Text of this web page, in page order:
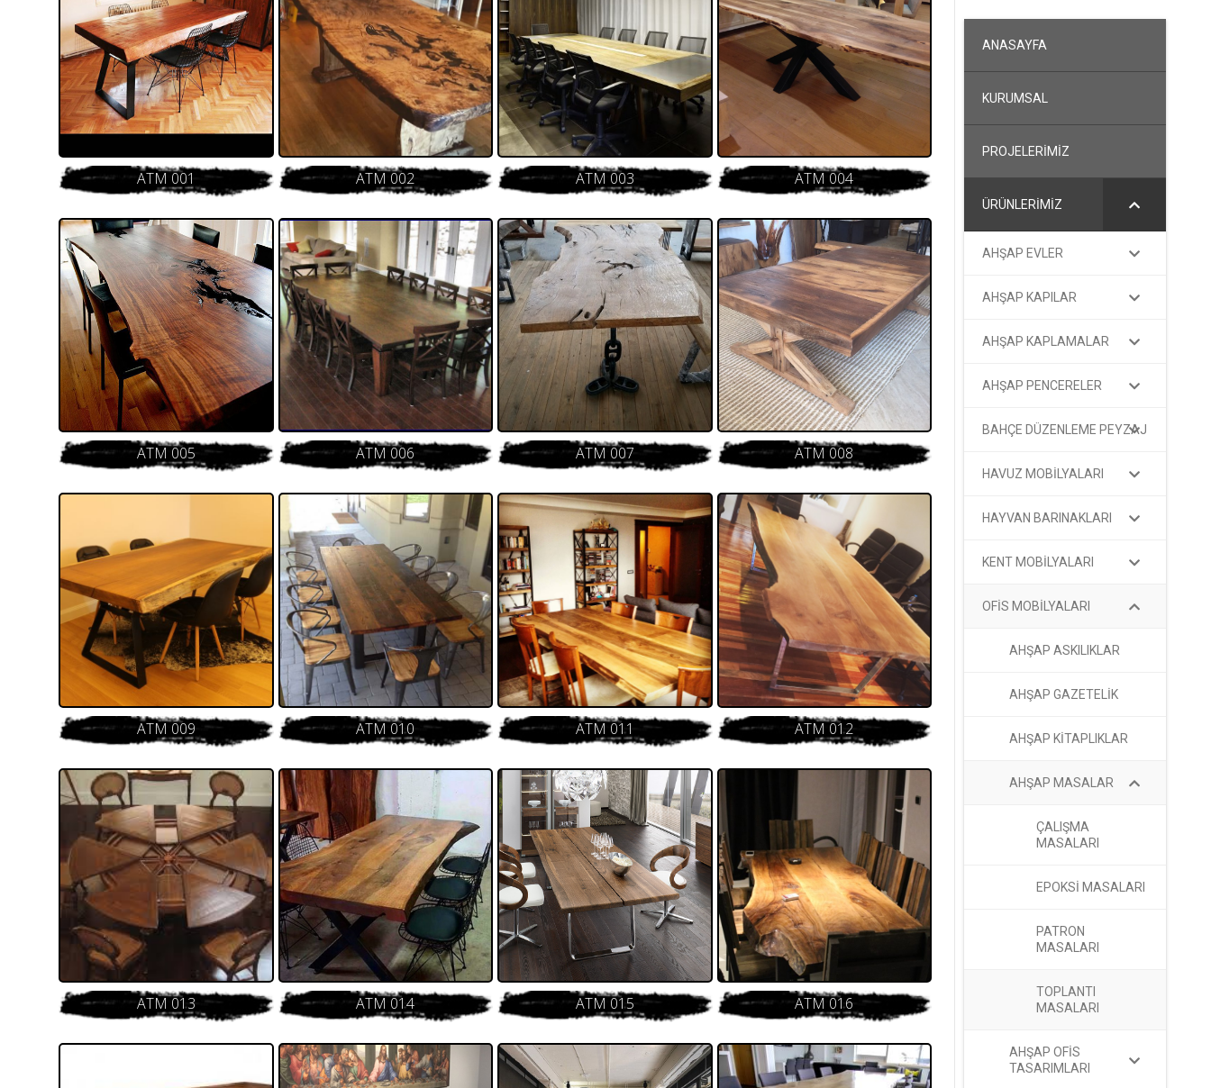
ATM 001 ATM 002 ATM 003 ATM 004
ATM 005 ATM 006 ATM 007 ATM 008
ATM 009 ATM 010 ATM 011 ATM 012
ATM 013 ATM 014 ATM 015 ATM 016
ANASAYFA
KURUMSAL
PROJELERİMİZ
ÜRÜNLERİMİZ
AHŞAP EVLER
AHŞAP KAPILAR
AHŞAP KAPLAMALAR
AHŞAP PENCERELER
BAHÇE DÜZENLEME PEYZAJ
HAVUZ MOBİLYALARI
HAYVAN BARINAKLARI
KENT MOBİLYALARI
OFİS MOBİLYALARI
AHŞAP ASKILIKLAR
AHŞAP GAZETELİK
AHŞAP KİTAPLIKLAR
AHŞAP MASALAR
ÇALIŞMA
MASALARI
EPOKSİ MASALARI
PATRON
MASALARI
TOPLANTI
MASALARI
AHŞAP OFİS
TASARIMLARI